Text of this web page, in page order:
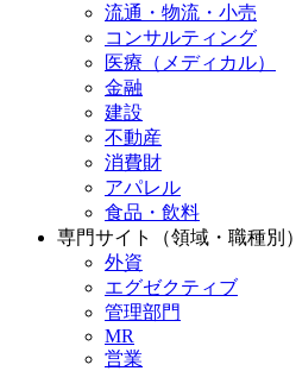
流通・物流・小売
コンサルティング
医療（メディカル）
金融
建設
不動産
消費財
アパレル
食品・飲料
専門サイト（領域・職種別）
外資
エグゼクティブ
管理部門
MR
営業